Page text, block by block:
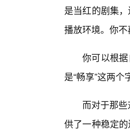
是当红的剧集
播放环境。你
你可以根
是“畅享”这两个
而对于那
供了一种稳定